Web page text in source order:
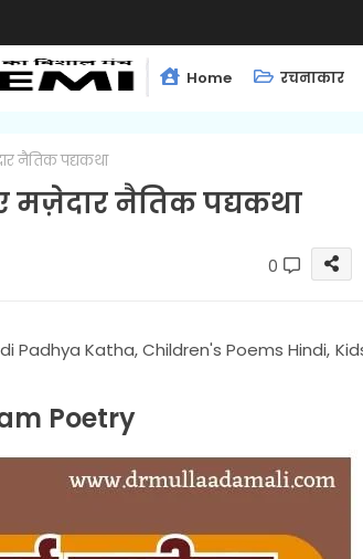
Home रचनाकार
नैतिक पद्यकथा
मज़ेदार नैतिक पद्यकथा
0
Padhya Katha, Children's Poems Hindi,
Poetry